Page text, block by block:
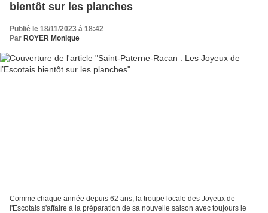
bientôt sur les planches
Publié le 18/11/2023 à 18:42
Par ROYER Monique
Comme chaque année depuis 62 ans, la troupe locale des Joyeux de
l'Escotais s'affaire à la préparation de sa nouvelle saison avec toujours le